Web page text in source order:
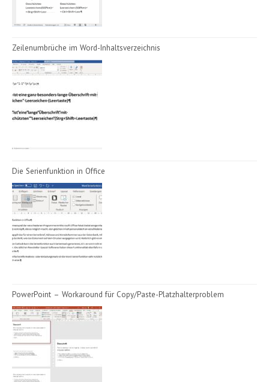
Zeilenumbrüche im Word-Inhaltsverzeichnis
Die Serienfunktion in Office
PowerPoint – Workaround für Copy/Paste-Platzhalterproblem